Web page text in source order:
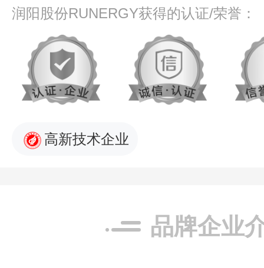
润阳股份RUNERGY获得的认证/荣誉：
高新技术企业
品牌企业